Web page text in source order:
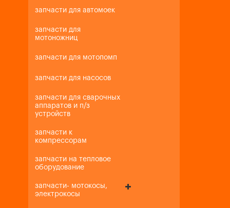
запчасти для автомоек
запчасти для
мотоножниц
запчасти для мотопомп
запчасти для насосов
запчасти для сварочных
аппаратов и п/з
устройств
запчасти к
компрессорам
запчасти на тепловое
оборудование
запчасти- мотокосы,
электрокосы